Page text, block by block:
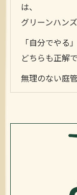
は、
グリーンハン
「自分でやる
どちらも正解で
無理のない庭